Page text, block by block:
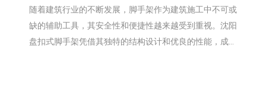
随着建筑行业的不断发展，脚手架作为建筑施工中不可或
缺的辅助工具，其安全性和便捷性越来越受到重视。沈阳
盘扣式脚手架凭借其独特的结构设计和优良的性能，成为